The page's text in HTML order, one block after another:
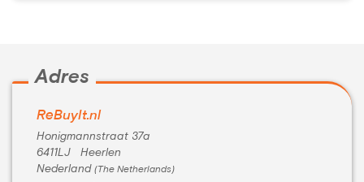
Adres
ReBuyIt.nl
Honigmannstraat 37a
6411LJ Heerlen
Nederland (The Netherlands)